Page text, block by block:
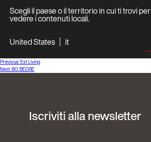
Scegli il paese o il territorio in cui ti trovi per
vedere i contenuti locali.
United States
it
Navigazione
articoli
Previous:Est Living
Next:BO BEDRE
Iscriviti alla newsletter